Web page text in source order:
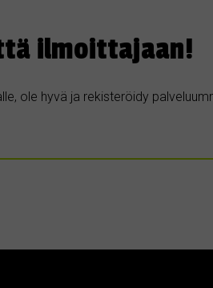
ilmoittajaan!
ole hyvä ja rekisteröidy